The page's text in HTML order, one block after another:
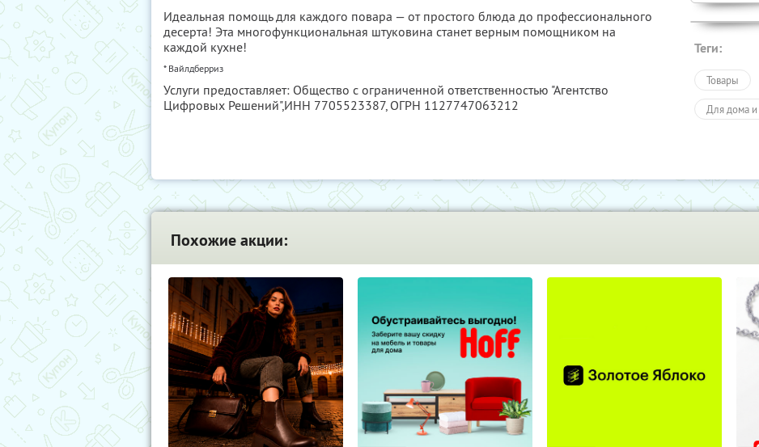
Идеальная помощь для каждого повара — от простого блюда до профессионального
десерта! Эта многофункциональная штуковина станет верным помощником на
каждой кухне!
* Вайлдберриз
Услуги предоставляет: Общество с ограниченной ответственностью "Агентство
Цифровых Решений",ИНН 7705523387, ОГРН 1127747063212
Теги:
Товары
Для дома и
Похожие акции: